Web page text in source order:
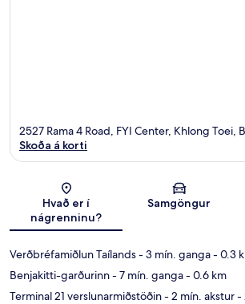
Kort
2527 Rama 4 Road, FYI Center, Khlong Toei,
Skoða á korti
Hvað er í
nágrenninu?
Samgöngur
Verðbréfamiðlun Taílands- 3 mín. ganga- 0.3
Benjakitti-garðurinn- 7 mín. ganga- 0.6 km
Terminal 21 verslunarmiðstöðin- 2 mín. akstur-